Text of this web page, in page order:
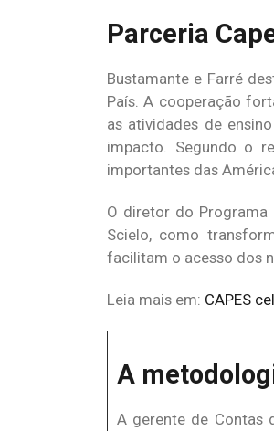
Parceria
Bustamante e Farré
País. A cooperação
as atividades de
impacto. Segundo o
importantes das
O diretor do Programa
Scielo, como
facilitam o acesso dos
Leia mais em: CAPES
A
A gerente de Contas